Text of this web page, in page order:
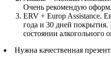
Очень рекомендую
ERV + Europ Assistance.
года и 30 дней
состоянии алкогольного
Нужна качественная